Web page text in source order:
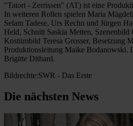
"Tatort - Zerrissen" (AT) ist eine
In weiteren Rollen spielen Maria
Selam Tadese, Urs Rechn und Jürgen
Held, Schnitt Saskia Metten, Szenenbild
Kostümbild Teresa Grosser, Besetzung
Produktionsleitung Maike Bodanowski.
Brigitte Dithard.
Bildrechte:SWR - Das Erste
Die nächsten News